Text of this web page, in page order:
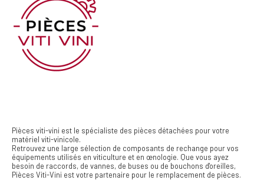
Pièces viti-vini est le spécialiste des pièces détachées pour votre
matériel viti-vinicole.
Retrouvez une large sélection de composants de rechange pour vos
équipements utilisés en viticulture et en œnologie. Que vous ayez
besoin de raccords, de vannes, de buses ou de bouchons d'oreilles,
Pièces Viti-Vini est votre partenaire pour le remplacement de pièces.